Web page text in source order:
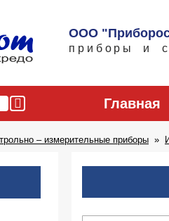
ООО
приборы и
Главная
– измерительные приборы